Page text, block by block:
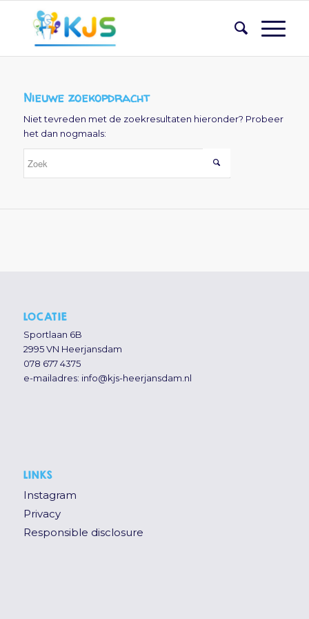
Nieuwe zoekopdracht
Niet tevreden met de zoekresultaten hieronder? Probeer
het dan nogmaals:
LOCATIE
Sportlaan 6B
2995 VN Heerjansdam
078 677 4375
e-mailadres: info@kjs-heerjansdam.nl
LINKS
Instagram
Privacy
Responsible disclosure